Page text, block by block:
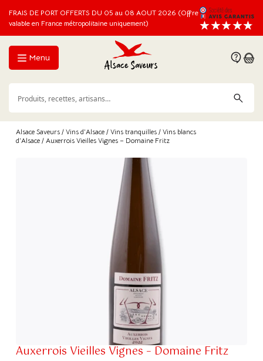
FRAIS DE PORT OFFERTS DU 05 au 08 AOUT 2026 (Offre
valable en France métropolitaine uniquement)
Menu
Alsace Saveurs / Vins d'Alsace / Vins tranquilles / Vins blancs
d'Alsace / Auxerrois Vieilles Vignes – Domaine Fritz
Auxerrois Vieilles Vignes – Domaine Fritz